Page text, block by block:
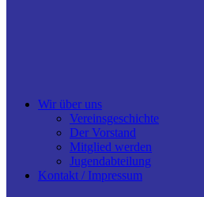
Wir über uns
Vereinsgeschichte
Der Vorstand
Mitglied werden
Jugendabteilung
Kontakt / Impressum